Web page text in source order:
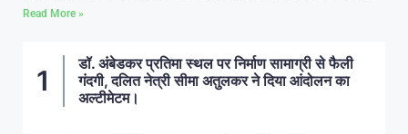
Read More »
डॉ. अंबेडकर प्रतिमा स्थल पर निर्माण सामाग्री से फैली
गंदगी, दलित नेत्री सीमा अतुलकर ने दिया आंदोलन का
अल्टीमेटम।